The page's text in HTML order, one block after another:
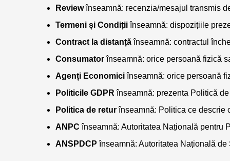
Review înseamnă: recenzia/mesajul transmis
Termeni și Condiții înseamnă: dispozițiile
Contract la distanță înseamnă: contractul
Consumator înseamnă: orice persoană fizică
Agenți Economici înseamnă: orice persoană
Politicile GDPR înseamnă: prezenta Politică
Politica de retur înseamnă: Politica ce descrie
ANPC înseamnă: Autoritatea Națională pentru
ANSPDCP înseamnă: Autoritatea Națională